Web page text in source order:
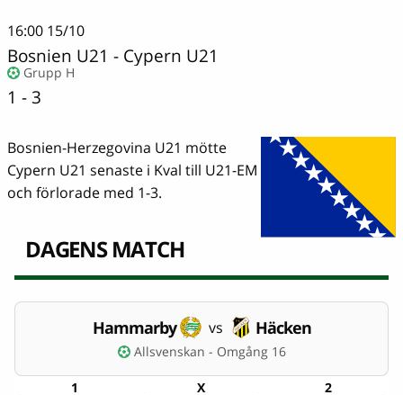
16:00 15/10
Bosnien U21 - Cypern U21
Grupp H
1 - 3
Bosnien-Herzegovina U21 mötte
Cypern U21 senaste i Kval till U21-EM
och förlorade med 1-3.
DAGENS MATCH
Hammarby vs Häcken
Allsvenskan - Omgång 16